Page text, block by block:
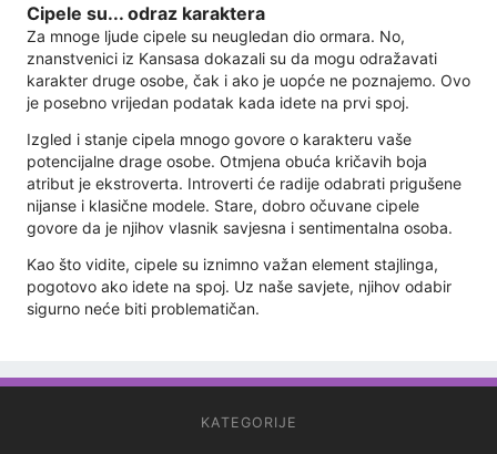
Cipele su... odraz karaktera
Za mnoge ljude cipele su neugledan dio ormara. No,
znanstvenici iz Kansasa dokazali su da mogu odražavati
karakter druge osobe, čak i ako je uopće ne poznajemo. Ovo
je posebno vrijedan podatak kada idete na prvi spoj.
Izgled i stanje cipela mnogo govore o karakteru vaše
potencijalne drage osobe. Otmjena obuća kričavih boja
atribut je ekstroverta. Introverti će radije odabrati prigušene
nijanse i klasične modele. Stare, dobro očuvane cipele
govore da je njihov vlasnik savjesna i sentimentalna osoba.
Kao što vidite, cipele su iznimno važan element stajlinga,
pogotovo ako idete na spoj. Uz naše savjete, njihov odabir
sigurno neće biti problematičan.
KATEGORIJE